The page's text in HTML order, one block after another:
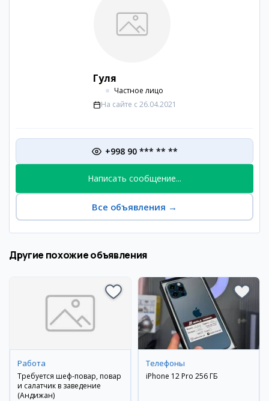
Гуля
Частное лицо
На сайте с 26.04.2021
+998 90 *** ** **
Написать сообщение...
Все объявления →
Другие похожие объявления
Работа
Требуется шеф-повар, повар
и салатчик в заведение
(Андижан)
Телефоны
iPhone 12 Pro 256 ГБ